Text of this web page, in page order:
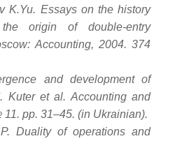
K.Yu. Essays on the history
origin of double-entry
Accounting, 2004. 374
and development of
Kuter et al. Accounting and
pp. 31–45. (in Ukrainian).
Duality of operations and